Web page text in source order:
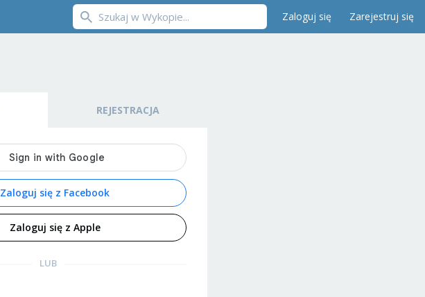
Zaloguj się Zarejestruj się
REJESTRACJA
Zaloguj się z Facebook
Zaloguj się z Apple
LUB